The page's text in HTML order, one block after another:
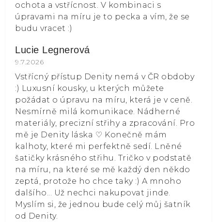
ochota a vstřícnost. V kombinaci s
úpravami na míru je to pecka a vím, že se
budu vracet :)
Lucie Legnerová
Hodnocení obchodu je 5 z 5 hvězdiček.
9.7.2026
Vstřícný přístup Denity nemá v ČR obdoby
:) Luxusní kousky, u kterých můžete
požádat o úpravu na míru, která je v ceně.
Nesmírně milá komunikace. Nádherné
materiály, precizní střihy a zpracování. Pro
mě je Denity láska ⁠♡ Konečně mám
kalhoty, které mi perfektně sedí. Lněné
šatičky krásného střihu. Tričko v podstatě
na míru, na které se mě každý den někdo
zeptá, protože ho chce taky :) A mnoho
dalšího... Už nechci nakupovat jinde.
Myslím si, že jednou bude celý můj šatník
od Denity.